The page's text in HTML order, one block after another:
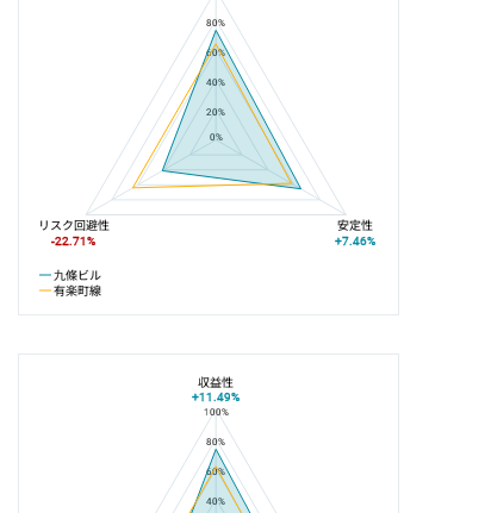
80%
60%
40%
20%
0%
九條ビル
有楽町線
リスク回避性
-22.71%
安定性
+7.46%
九條ビルと江戸川橋駅の平均値の総合評価の比較
100%
80%
60%
40%
収益性
+11.49%